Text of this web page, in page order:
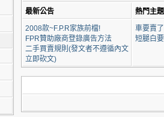
最新公告
熱門主題
2008款~F.P.R家族前檔!
FPR贊助廠商登錄廣告方法
二手買賣規則(發文者不遵循內文
立即砍文)
車要賣
短腿白